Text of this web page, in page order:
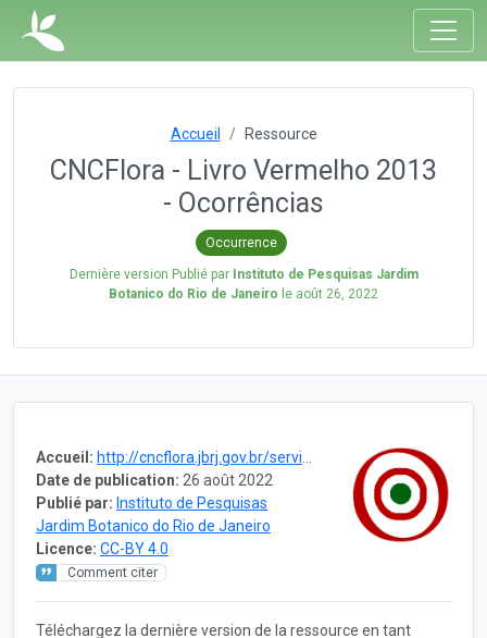
Accueil Ressource
CNCFlora - Livro Vermelho 2013
- Ocorrências
Occurrence
Dernière version Publié par Instituto de Pesquisas Jardim
Botanico do Rio de Janeiro le août 26, 2022
Accueil: http://cncflora.jbrj.gov.br/services/
Date de publication: 26 août 2022
Publié par: Instituto de Pesquisas
Jardim Botanico do Rio de Janeiro
Licence: CC-BY 4.0
Comment citer
Téléchargez la dernière version de la ressource en tant